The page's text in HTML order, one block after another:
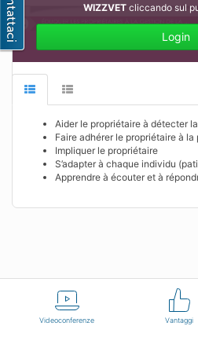
Videoconferenze Vantaggi
WIZZVETcliccando sul
Login
Aider le propriétaire à détecter
Faire adhérer le propriétaire à la
Impliquer le propriétaire
S’adapter à chaque individu
Apprendre à écouter et à